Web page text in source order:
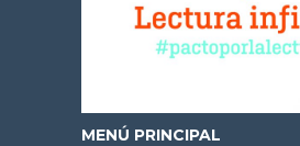
MENÚ PRINCIPAL